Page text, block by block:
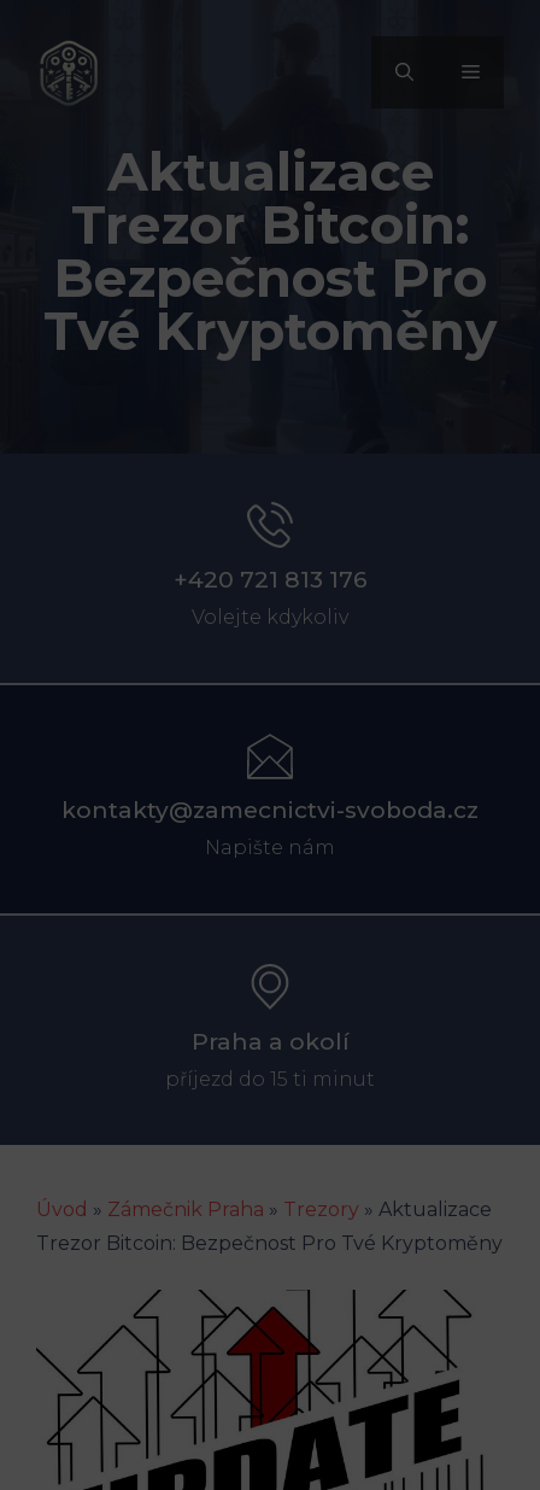
obsah
MENU
Aktualizace
Trezor Bitcoin:
Bezpečnost Pro
Tvé Kryptoměny
+420 721 813 176
Volejte kdykoliv
kontakty@zamecnictvi-svoboda.cz
Napište nám
Praha a okolí
příjezd do 15 ti minut
Úvod » Zámečnik Praha » Trezory » Aktualizace
Trezor Bitcoin: Bezpečnost Pro Tvé Kryptoměny